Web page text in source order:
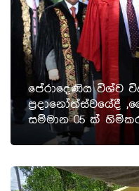
පේරාදෙණිය විශ්ව
ප්‍රදානෝත්ස්වයේදී
සම්මාන 05 ක්